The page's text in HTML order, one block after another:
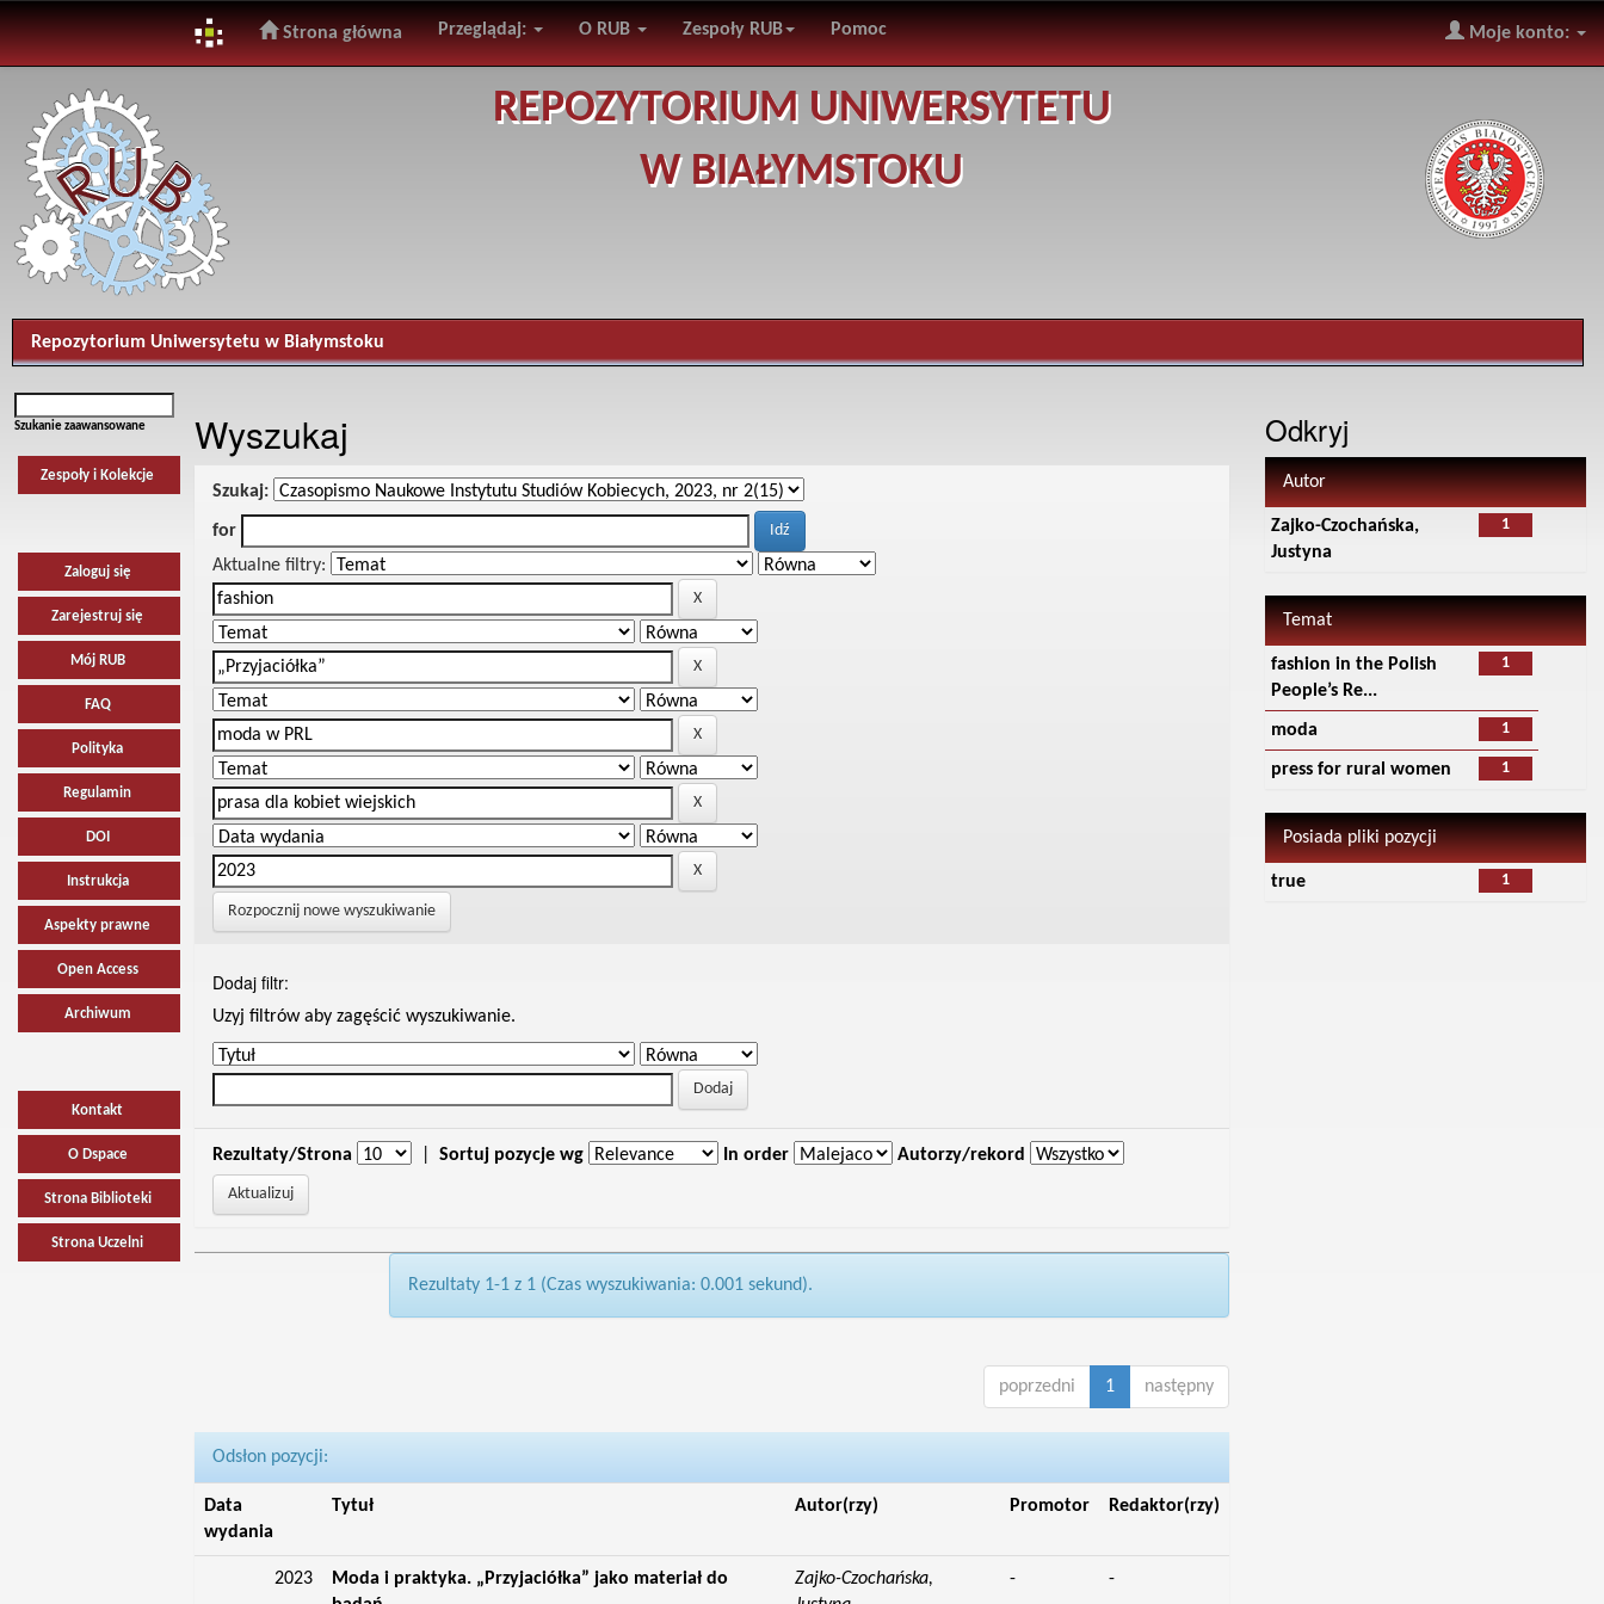
navigation
Strona główna Przeglądaj: O RUB Zespoły RUB Pomoc Moje konto:
REPOZYTORIUM UNIWERSYTETU
W BIAŁYMSTOKU
Repozytorium Uniwersytetu w Białymstoku
Szukanie zaawansowane
Zespoły i Kolekcje
Zaloguj się
Zarejestruj się
Mój RUB
FAQ
Polityka
Regulamin
DOI
Instrukcja
Aspekty prawne
Open Access
Archiwum
Kontakt
O Dspace
Strona Biblioteki
Strona Uczelni
Wyszukaj
Szukaj:
for
Aktualne filtry:
Rozpocznij nowe wyszukiwanie
Dodaj filtr:
Uzyj filtrów aby zagęścić wyszukiwanie.
Rezultaty/Strona Sortuj pozycje wg In order Autorzy/rekord
Rezultaty 1-1 z 1 (Czas wyszukiwania: 0.001 sekund).
poprzedni 1 następny
Odsłon pozycji:
Data
wydania
Tytuł Autor(rzy) Promotor Redaktor(rzy)
2023
Moda i praktyka. „Przyjaciółka” jako materiał do
Zajko-Czochańska,
- -
Odkryj
Autor
1
Zajko-Czochańska,
Justyna
Temat
1
fashion in the Polish
People’s Re...
1
moda
1
press for rural women
Posiada pliki pozycji
1
true